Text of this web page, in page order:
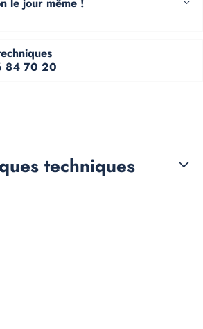
le jour même !
84 70 20
techniques